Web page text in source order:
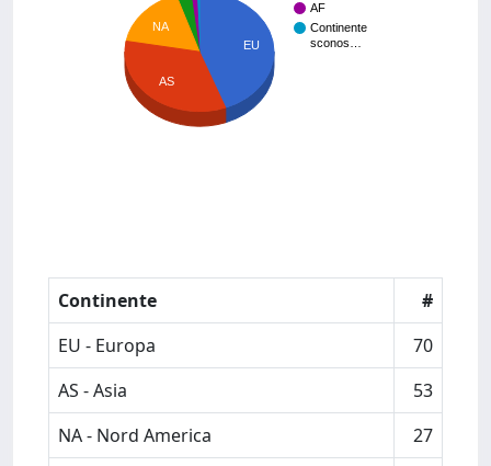
AF
Continente
sconos…
EU
NA
AS
Continente
#
EU - Europa
70
AS - Asia
53
NA - Nord America
27